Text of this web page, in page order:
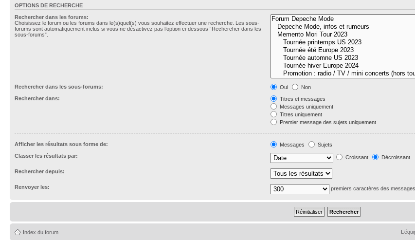
OPTIONS DE RECHERCHE
Rechercher dans les forums:
Choisissez le forum ou les forums dans le(s)quel(s) vous souhaitez effectuer une recherche. Les sous-
forums sont automatiquement inclus si vous ne désactivez pas l’option ci-dessous “Rechercher dans les
sous-forums”.
Rechercher dans les sous-forums: Oui
Non
Rechercher dans:
Titres et messages
Messages uniquement
Titres uniquement
Premier message des sujets uniquement
Afficher les résultats sous forme de: Messages
Sujets
Classer les résultats par:
Croissant Décroissant
Rechercher depuis:
Renvoyer les: premiers caractères des messages
Index du forum